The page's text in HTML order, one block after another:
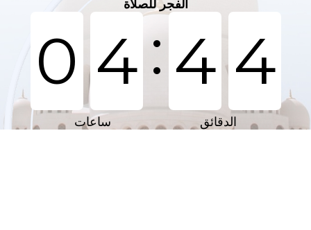
الفجر للصلاة
0 4: 4 4
ساعات الدقائق